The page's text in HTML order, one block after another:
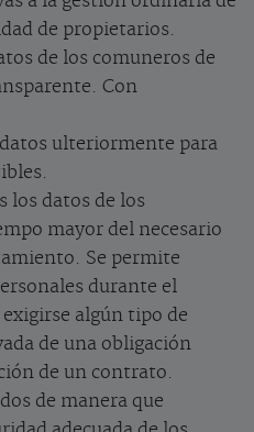
de propietarios.
de los comuneros de
Con
ulteriormente para
los datos de los
mayor del necesario
Se permite
durante el
algún tipo de
de una obligación
de un contrato.
de manera que